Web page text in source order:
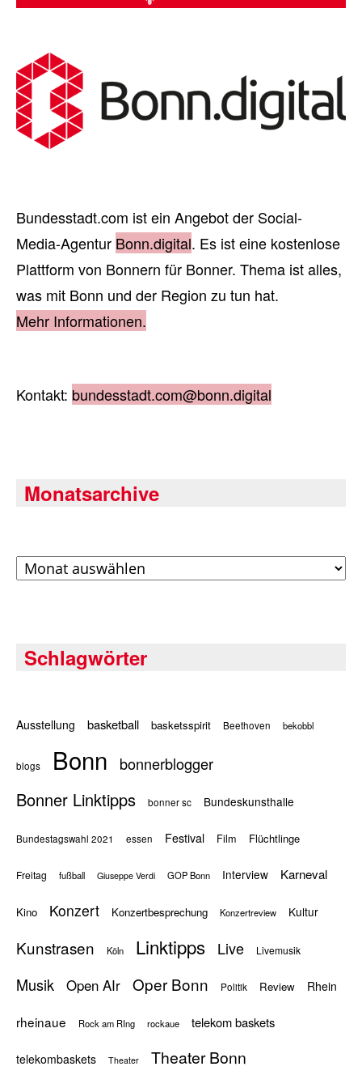
Bundesstadt.com ist ein Angebot der Social-
Media-Agentur Bonn.digital. Es ist eine kostenlose
Plattform von Bonnern für Bonner. Thema ist alles,
was mit Bonn und der Region zu tun hat.
Mehr Informationen.
Kontakt: bundesstadt.com@bonn.digital
Monatsarchive
Archiv
Schlagwörter
Ausstellung basketball basketsspirit Beethoven bekobbl
blogs Bonn bonnerblogger
Bonner Linktipps bonner sc Bundeskunsthalle
Bundestagswahl 2021 essen Festival Film Flüchtlinge
Freitag fußball Giuseppe Verdi GOP Bonn Interview Karneval
Kino Konzert Konzertbesprechung Konzertreview Kultur
Kunstrasen Köln Linktipps Live Livemusik
Musik Open AIr Oper Bonn Politik Review Rhein
rheinaue Rock am RIng rockaue telekom baskets
telekombaskets Theater Theater Bonn